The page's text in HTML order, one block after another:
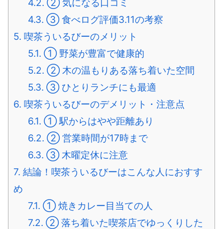
4.2. ② 気になる口コミ
4.3. ③ 食べログ評価3.11の考察
5. 喫茶ういるびーのメリット
5.1. ① 野菜が豊富で健康的
5.2. ② 木の温もりある落ち着いた空間
5.3. ③ ひとりランチにも最適
6. 喫茶ういるびーのデメリット・注意点
6.1. ① 駅からはやや距離あり
6.2. ② 営業時間が17時まで
6.3. ③ 木曜定休に注意
7. 結論！喫茶ういるびーはこんな人におすす
め
7.1. ① 焼きカレー目当ての人
7.2. ② 落ち着いた喫茶店でゆっくりした